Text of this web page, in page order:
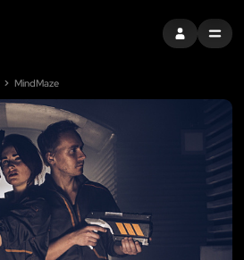
PŘIHLÁSIT SE
MENU
MindMaze